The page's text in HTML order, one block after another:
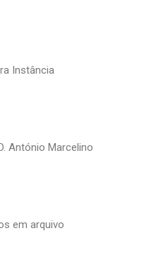
Instância
Marcelino
em arquivo